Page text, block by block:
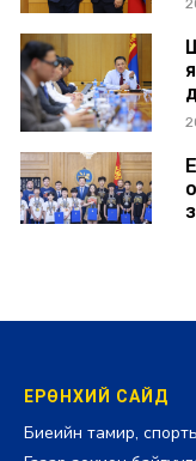
ЕРӨНХИЙ САЙД
Биеийн тамир,